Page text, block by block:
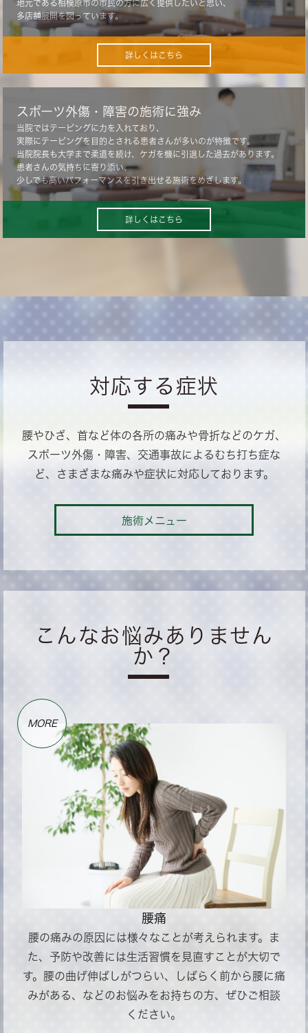
地元である相模原市の市民の方に広く提供したいと思い、
多店舗展開を図っています。
詳しくはこちら
スポーツ外傷・障害の施術に強み
当院ではテーピングに力を入れており、
実際にテーピングを目的とされる患者さんが多いのが特徴です。
当院院長も大学まで柔道を続け、ケガを機に引退した過去があります。
患者さんの気持ちに寄り添い、
少しでも高いパフォーマンスを引き出せる施術をめざします。
詳しくはこちら
対応する症状
腰やひざ、首など体の各所の痛みや骨折などのケガ、
スポーツ外傷・障害、交通事故によるむち打ち症な
ど、さまざまな痛みや症状に対応しております。
施術メニュー
こんなお悩みありません
か？
MORE
腰痛
腰の痛みの原因には様々なことが考えられます。ま
た、予防や改善には生活習慣を見直すことが大切で
す。腰の曲げ伸ばしがつらい、しばらく前から腰に痛
みがある、などのお悩みをお持ちの方、ぜひご相談
ください。